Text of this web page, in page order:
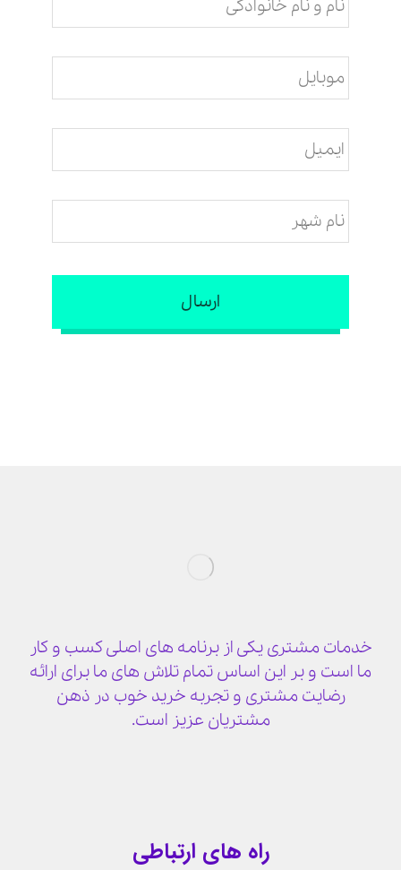
خدمات مشتری یکی از برنامه های اصلی کسب و کار
ما است و بر این اساس تمام تلاش های ما برای ارائه
رضایت مشتری و تجربه خرید خوب در ذهن
مشتریان عزیز است.
راه های ارتباطی